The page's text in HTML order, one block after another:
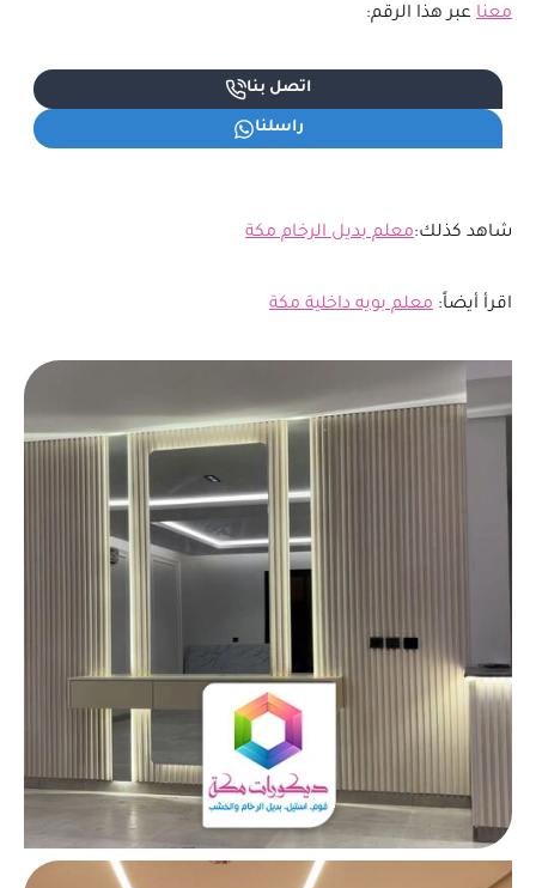
معنا عبر هذا الرقم:
اتصل بنا
راسلنا
شاهد كذلك:معلم بديل الرخام مكة
اقرأ أيضاً: معلم بويه داخلية مكة